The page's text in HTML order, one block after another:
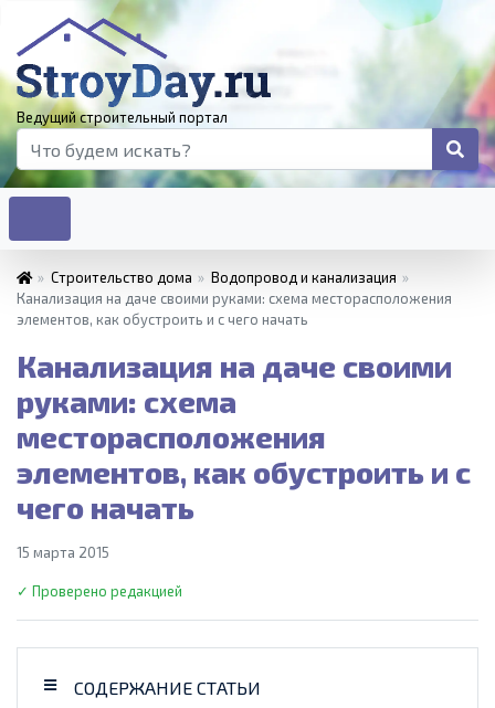
Ведущий строительный портал
» Строительство дома » Водопровод и канализация »
Канализация на даче своими руками: схема месторасположения
элементов, как обустроить и с чего начать
Канализация на даче своими
руками: схема
месторасположения
элементов, как обустроить и с
чего начать
15 марта 2015
✓ Проверено редакцией
СОДЕРЖАНИЕ СТАТЬИ